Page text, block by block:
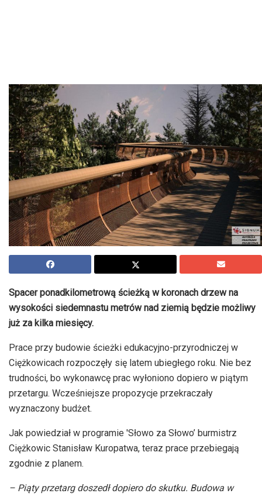
Spacer ponadkilometrową ścieżką w koronach drzew na
wysokości siedemnastu metrów nad ziemią będzie możliwy
już za kilka miesięcy.
Prace przy budowie ścieżki edukacyjno-przyrodniczej w
Ciężkowicach rozpoczęły się latem ubiegłego roku. Nie bez
trudności, bo wykonawcę prac wyłoniono dopiero w piątym
przetargu. Wcześniejsze propozycje przekraczały
wyznaczony budżet.
Jak powiedział w programie 'Słowo za Słowo’ burmistrz
Ciężkowic Stanisław Kuropatwa, teraz prace przebiegają
zgodnie z planem.
– Piąty przetarg doszedł dopiero do skutku. Budowa w